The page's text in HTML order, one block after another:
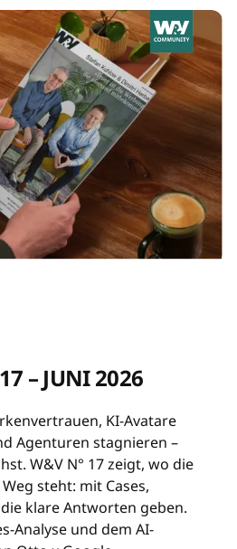
– JUNI 2026
KI-Avatare
Agenturen stagnieren –
W&V N° 17 zeigt, wo die
steht: mit Cases,
klare Antworten geben.
Analyse und dem AI-